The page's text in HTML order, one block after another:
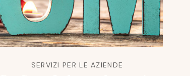
SERVIZI PER LE AZIENDE